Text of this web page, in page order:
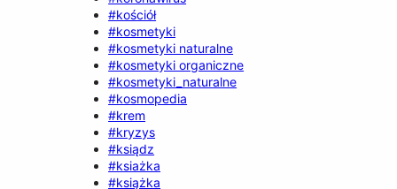
#kościół
#kosmetyki
#kosmetyki naturalne
#kosmetyki organiczne
#kosmetyki_naturalne
#kosmopedia
#krem
#kryzys
#ksiądz
#ksiażka
#książka